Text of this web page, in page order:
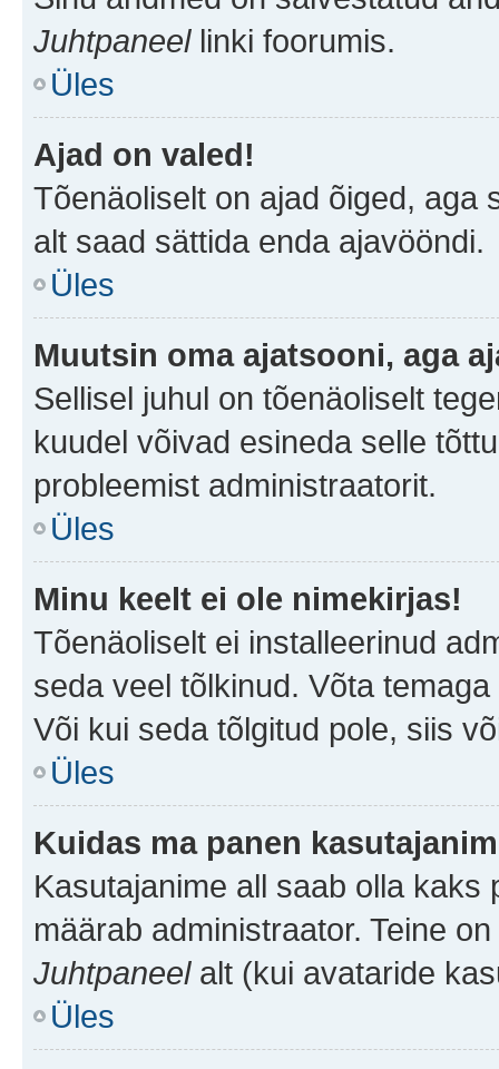
Juhtpaneellinki foorumis.
Üles
Ajad on valed!
Tõenäoliselt on ajad õiged, aga
alt saad sättida enda ajavööndi.
Üles
Muutsin oma ajatsooni, aga
Sellisel juhul on tõenäoliselt
kuudel võivad esineda selle
probleemist administraatorit.
Üles
Minu keelt ei ole nimekirjas!
Tõenäoliselt ei installeerinud
seda veel tõlkinud. Võta
Või kui seda tõlgitud pole, siis
Üles
Kuidas ma panen
Kasutajanime all saab olla kaks
määrab administraator. Teine
Juhtpaneelalt (kui avataride
Üles